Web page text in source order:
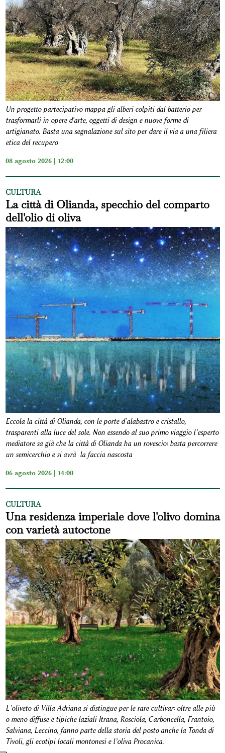
Un progetto partecipativo mappa gli alberi colpiti dal batterio per
trasformarli in opere d'arte, oggetti di design e nuove forme di
artigianato. Basta una segnalazione sul sito per dare il via a una filiera
etica del recupero
08 agosto 2026 | 12:00
CULTURA
La città di Olianda, specchio del comparto
dell'olio di oliva
Eccola la città di Olianda, con le porte d’alabastro e cristallo,
trasparenti alla luce del sole. Non essendo al suo primo viaggio l’esperto
mediatore sa già che la città di Olianda ha un rovescio: basta percorrere
un semicerchio e si avrà la faccia nascosta
06 agosto 2026 | 14:00
CULTURA
Una residenza imperiale dove l'olivo domina
con varietà autoctone
L’oliveto di Villa Adriana si distingue per le rare cultivar: oltre alle più
o meno diffuse e tipiche laziali Itrana, Rosciola, Carboncella, Frantoio,
Salviana, Leccino, fanno parte della storia del posto anche la Tonda di
Tivoli, gli ecotipi locali montonesi e l’oliva Procanica.